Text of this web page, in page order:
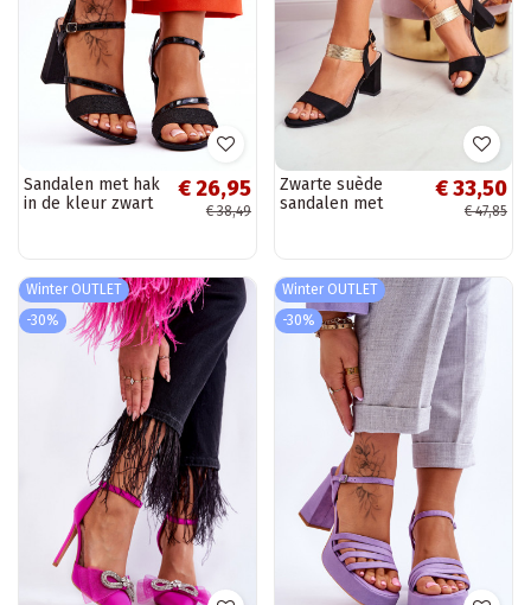
Sandalen met hak
in de kleur zwart
€ 26,95
€ 38,49
Zwarte suède
sandalen met
€ 33,50
€ 47,85
Winter OUTLET
-30%
Winter OUTLET
-30%